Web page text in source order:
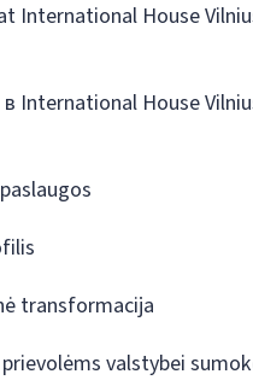
International House
International House
transformacija
valstybei